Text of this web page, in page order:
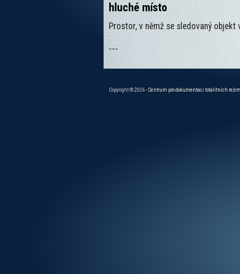
hluché místo
Prostor, v němž se sledovaný
---
Copyright © 2026 -Centrum pro dokumentaci totalitních